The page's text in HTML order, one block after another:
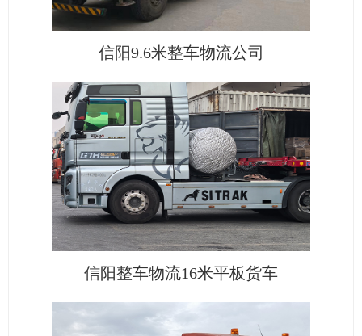
信阳9.6米整车物流公司
信阳整车物流16米平板货车